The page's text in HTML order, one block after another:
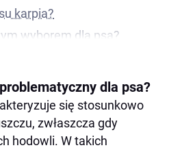
karpia?
wyborem dla psa?
wybór dla psa
psów z problemami
ryba
na wigilijny stół
dla psa?
się stosunkowo
zwłaszcza gdy
hodowli. W takich